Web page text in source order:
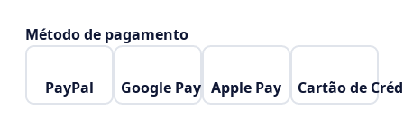
2024), com sua influência no Produto Interno Bruto
do petróleo e investimentos. A empresa não
Método de pagamento
PayPal Google Pay Apple Pay Cartão de